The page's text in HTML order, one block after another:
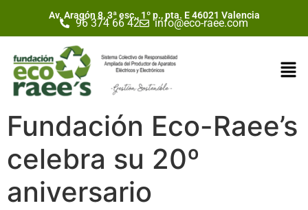
Av. Aragón 8, 3ª esc., 1º p., pta. E 46021 Valencia
96 374 66 42 info@eco-raee.com
Fundación Eco-Raee’s
celebra su 20º
aniversario